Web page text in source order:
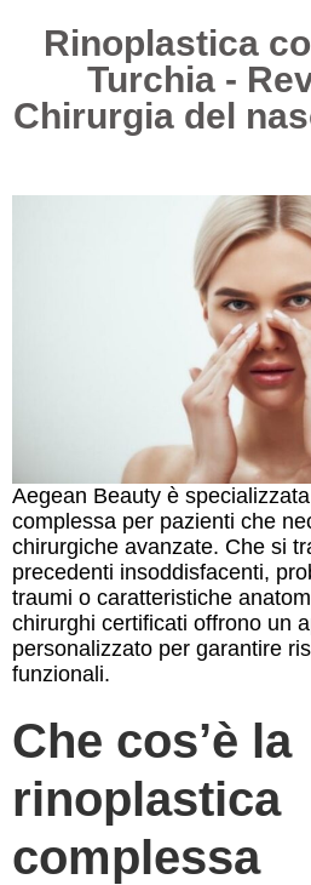
Rinoplastica
Turchia -
Chirurgia del
Aegean Beauty è
complessa per pazienti che
chirurgiche avanzate. Che si
precedenti insoddisfacenti,
traumi o caratteristiche
chirurghi certificati offrono un
personalizzato per garantire
funzionali.
Che cos’è la
rinoplastica
complessa